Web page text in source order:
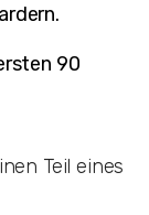
90
Teil eines